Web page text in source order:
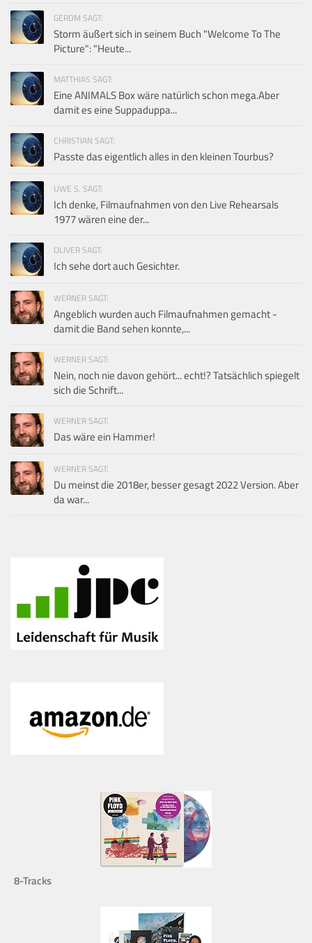
GERDM SAGT:
Storm äußert sich in seinem Buch "Welcome To The
Picture": "Heute...
MATTHIAS SAGT:
Eine ANIMALS Box wäre natürlich schon mega.Aber
damit es eine Suppaduppa...
CHRISTIAN SAGT:
Passte das eigentlich alles in den kleinen Tourbus?
UWE S. SAGT:
Ich denke, Filmaufnahmen von den Live Rehearsals
1977 wären eine der...
OLIVER SAGT:
Ich sehe dort auch Gesichter.
WERNER SAGT:
Angeblich wurden auch Filmaufnahmen gemacht -
damit die Band sehen konnte,...
WERNER SAGT:
Nein, noch nie davon gehört... echt!? Tatsächlich spiegelt
sich die Schrift...
WERNER SAGT:
Das wäre ein Hammer!
WERNER SAGT:
Du meinst die 2018er, besser gesagt 2022 Version. Aber
da war...
8-Tracks